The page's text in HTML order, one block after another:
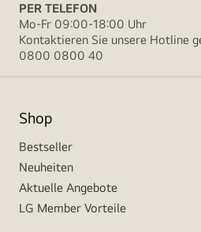
PER TELEFON
Mo-Fr 09:00-18:00 Uhr
Kontaktieren Sie unsere Hotline
0800 0800 40
Shop
Bestseller
Neuheiten
Aktuelle Angebote
LG Member Vorteile